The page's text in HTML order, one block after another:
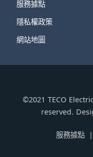
服務據點
隱私權政策
網站地圖
©2021 TECO
reserved.
服務據點